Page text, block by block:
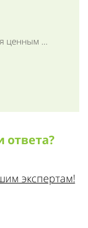
ценным …
экспертам!